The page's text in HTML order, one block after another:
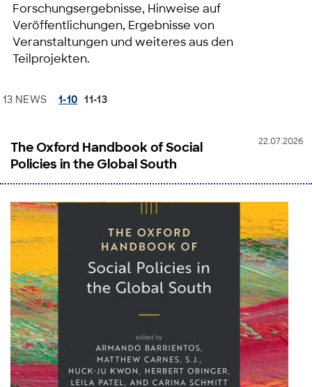
Forschungsergebnisse, Hinweise auf
Veröffentlichungen, Ergebnisse von
Veranstaltungen und weiteres aus den
Teilprojekten.
13 NEWS 1-10 11-13
22.07.2026
The Oxford Handbook of Social
Policies in the Global South